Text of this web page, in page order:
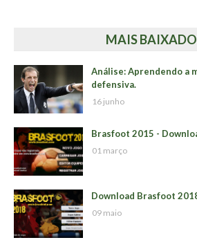
MAIS
Análise: Aprendendo a
defensiva.
16 junho
Brasfoot 2015 -
01 março
Download Brasfoot
09 maio